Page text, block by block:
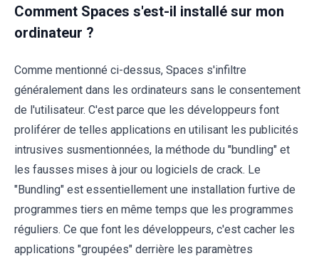
Comment Spaces s'est-il installé sur mon
ordinateur ?
Comme mentionné ci-dessus, Spaces s'infiltre
généralement dans les ordinateurs sans le consentement
de l'utilisateur. C'est parce que les développeurs font
proliférer de telles applications en utilisant les publicités
intrusives susmentionnées, la méthode du "bundling" et
les fausses mises à jour ou logiciels de crack. Le
"Bundling" est essentiellement une installation furtive de
programmes tiers en même temps que les programmes
réguliers. Ce que font les développeurs, c'est cacher les
applications "groupées" derrière les paramètres